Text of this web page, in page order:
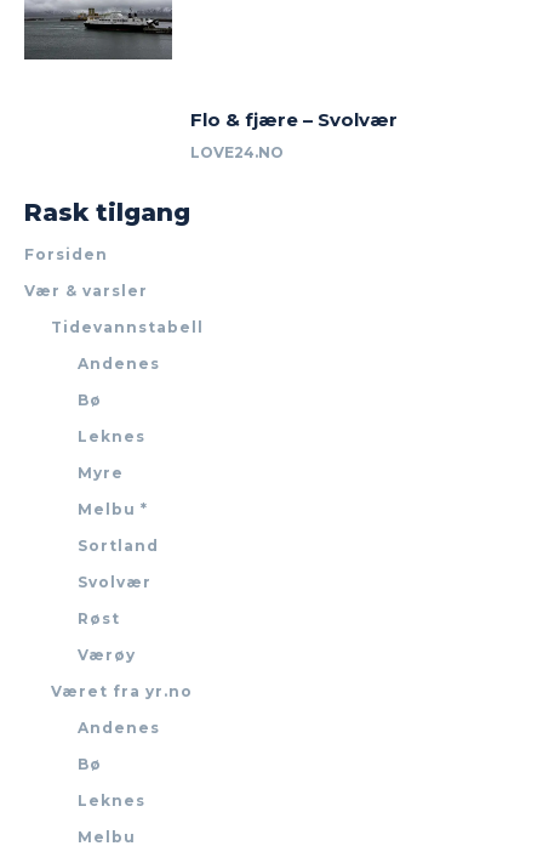
Flo & fjære – Svolvær
LOVE24.NO
Rask tilgang
Forsiden
Vær & varsler
Tidevannstabell
Andenes
Bø
Leknes
Myre
Melbu *
Sortland
Svolvær
Røst
Værøy
Været fra yr.no
Andenes
Bø
Leknes
Melbu